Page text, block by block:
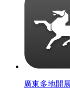
廣東多地開